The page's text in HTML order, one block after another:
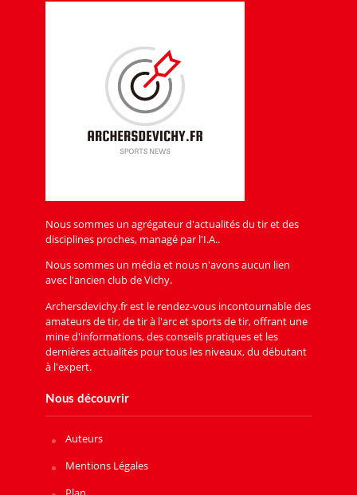
Nous sommes un agrégateur d'actualités du tir et des
disciplines proches, managé par l'I.A..
Nous sommes un média et nous n'avons aucun lien
avec l'ancien club de Vichy.
Archersdevichy.fr est le rendez-vous incontournable des
amateurs de tir, de tir à l'arc et sports de tir, offrant une
mine d'informations, des conseils pratiques et les
dernières actualités pour tous les niveaux, du débutant
à l'expert.
Nous découvrir
Auteurs
Mentions Légales